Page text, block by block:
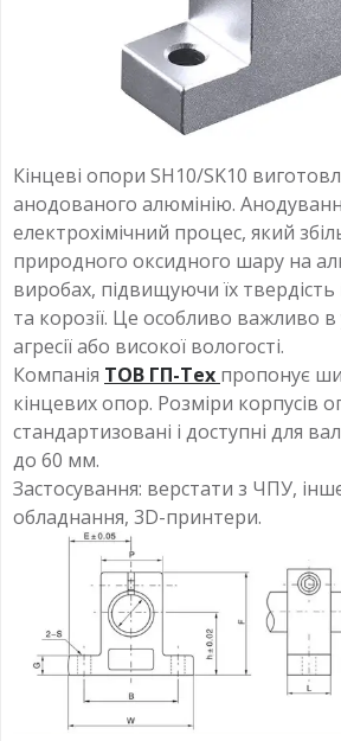
Кінцеві опори SH10/SK10
анодованого алюмінію.
електрохімічний процес, який
природного оксидного шару на
виробах, підвищуючи їх твердість
та корозії. Це особливо важливо в
агресії або високої вологості.
Компанія ТОВ ГП-Тех пропонує
кінцевих опор. Розміри корпусів
стандартизовані і доступні для
до 60 мм.
Застосування: верстати з ЧПУ,
обладнання, 3D-принтери.